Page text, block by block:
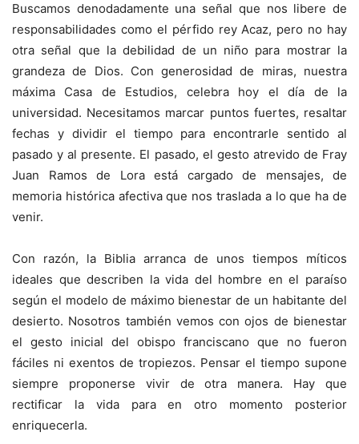
Buscamos denodadamente una señal que nos libere de
responsabilidades como el pérfido rey Acaz, pero no hay
otra señal que la debilidad de un niño para mostrar la
grandeza de Dios. Con generosidad de miras, nuestra
máxima Casa de Estudios, celebra hoy el día de la
universidad. Necesitamos marcar puntos fuertes, resaltar
fechas y dividir el tiempo para encontrarle sentido al
pasado y al presente. El pasado, el gesto atrevido de Fray
Juan Ramos de Lora está cargado de mensajes, de
memoria histórica afectiva que nos traslada a lo que ha de
venir.
Con razón, la Biblia arranca de unos tiempos míticos
ideales que describen la vida del hombre en el paraíso
según el modelo de máximo bienestar de un habitante del
desierto. Nosotros también vemos con ojos de bienestar
el gesto inicial del obispo franciscano que no fueron
fáciles ni exentos de tropiezos. Pensar el tiempo supone
siempre proponerse vivir de otra manera. Hay que
rectificar la vida para en otro momento posterior
enriquecerla.